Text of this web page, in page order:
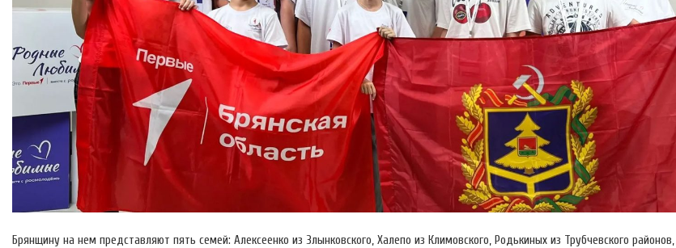
Брянщину на нем представляют пять семей: Алексеенко из Злынковского, Халепо из Климовского, Родькиных из Трубчевского районов,